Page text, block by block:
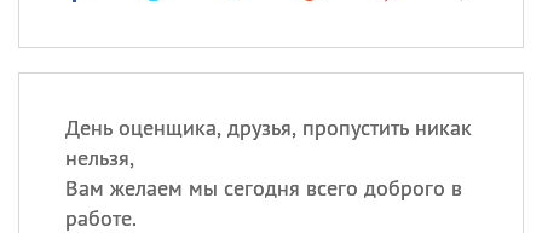
День оценщика, друзья, пропустить никак
нельзя,
Вам желаем мы сегодня всего доброго в
работе.